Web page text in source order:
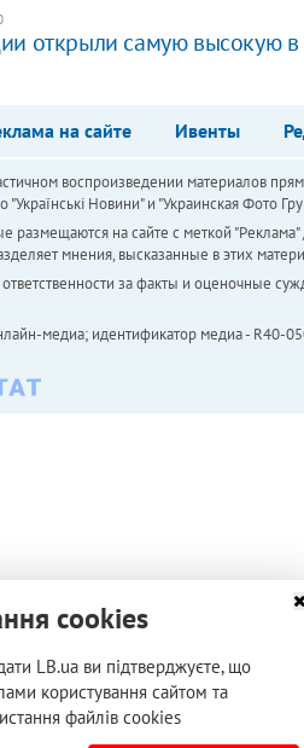
открыли самую высокую в
на сайте Ивенты
воспроизведении материалов
"Українськi Новини" и "Украинская Фото
размещаются на сайте с меткой
мнения, высказанные в этих
за факты и оценочные
медиа; идентификатор медиа - R40-
cookies
LB.ua ви підтверджуєте, що
користування сайтом та
файлів cookies